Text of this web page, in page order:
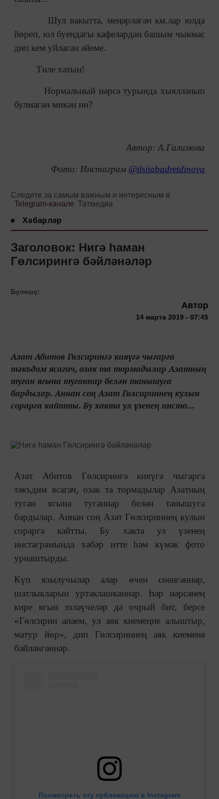
Шул вакытта, меңәрләгән км.лар юлда
йөреп, юл буендагы кафелардан башым чыкмас
дип кем уйлаган әйеме.
Тиле хатын!
Нормальный нәрсә турында хыялланып
булмаган микән ни?
Автор: А.Галимова
Фото: Инстаграм @ilsiiabadretdinova
Следите за самым важным и интересным в
Telegram-канале Татмедиа
Хәбәрләр
Заголовок: Нигә һаман
Гөлсирингә бәйләнәләр
Бүлешү:
Автор
14 марта 2019 - 07:45
Азат Абитов Гөлсирингә кияүгә чыгарга
тәкъдим ясагач, озак та тормадылар Азатның
туган ягына туганнар белән танышуга
бардылар. Аннан соң Азат Гөлсириннең кулын
сорарга кайтты. Бу хакта ул үзенең инста...
Азат Абитов Гөлсирингә кияүгә чыгарга
тәкъдим ясагач, озак та тормадылар Азатның
туган ягына туганнар белән танышуга
бардылар. Аннан соң Азат Гөлсириннең кулын
сорарга кайтты. Бу хакта ул үзенең
инстаграмында хәбәр итте һәм күмәк фото
урнаштырды.
Күп язылучылар алар өчен сөенгәннәр,
шатлыкларын уртаклашканнар. Һәр нәрсәнең
кире ягын эзләүчеләр дә очрый бит, берсе
«Гөлсирин апаем, ул аяк киемеңне алыштыр,
матур йөр», дип Гөлсириннең аяк киеменә
бәйләнгәннәр.
Посмотреть эту публикацию в Instagram